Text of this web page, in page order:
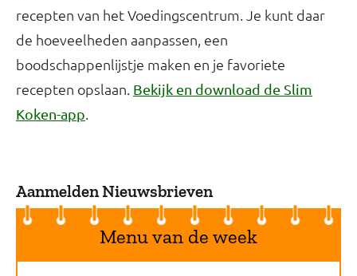
recepten van het Voedingscentrum. Je kunt daar
de hoeveelheden aanpassen, een
boodschappenlijstje maken en je favoriete
recepten opslaan. Bekijk en download de Slim
Koken-app.
Aanmelden Nieuwsbrieven
Menu van de week